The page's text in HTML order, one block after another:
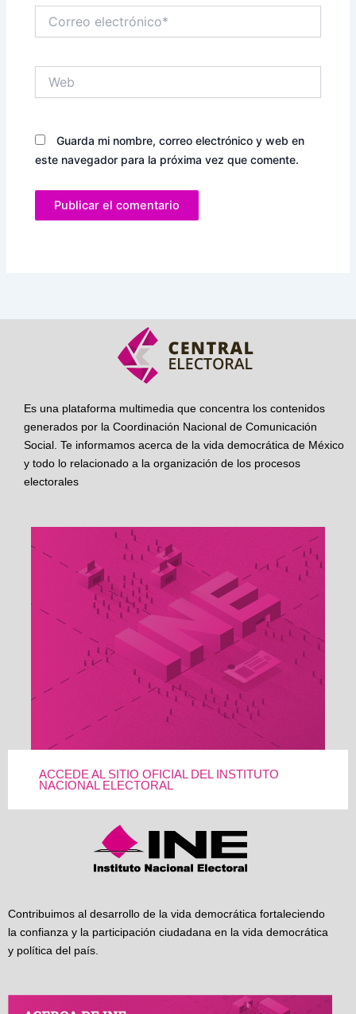
electrónico*
Guarda mi nombre, correo electrónico y web en
este navegador para la próxima vez que comente.
Es una plataforma multimedia que concentra los contenidos
generados por la Coordinación Nacional de Comunicación
Social. Te informamos acerca de la vida democrática de México
y todo lo relacionado a la organización de los procesos
electorales
ACCEDE AL SITIO OFICIAL DEL INSTITUTO
NACIONAL ELECTORAL
Contribuimos al desarrollo de la vida democrática fortaleciendo
la confianza y la participación ciudadana en la vida democrática
y política del país.